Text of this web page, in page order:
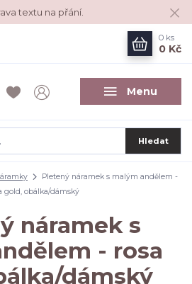
textu na přání.
Menu
Hledat
0 ks
0 Kč
Pletený náramek s malým andělem -
gold, obálka/dámský
náramek s
- rosa
dámský